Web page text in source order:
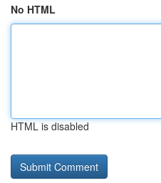
No HTML
HTML is disabled